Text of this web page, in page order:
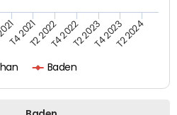
Baden
T4 2021T2 2022T4 2022T2 2023T4 2023T2 2024